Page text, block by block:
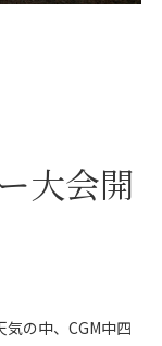
大会開
の中、CGM中四